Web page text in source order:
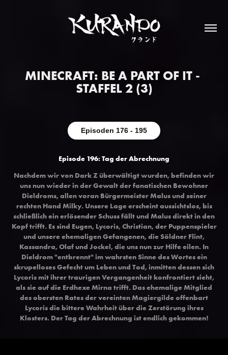
MINECRAFT: BE A PART OF IT -
STAFFEL 2 (3)
Episoden 176 - 195
Episode 196: Tag der Abrechnung
Nachdem wir von Dark Z überwältigt wurden, befinden wir
uns nun wieder in der Gewalt der fanatischen Bewohner
Dieldroms, allen voran Bürgermeister Malus und seiner
rechten Hand Milky. Unsere Lage erscheint aussichtslos, bis
schließlich ein erlösender Schuss fällt und Malus direkt in den
Kopf trifft. Es sind Eugen, Lycoris, Christian, der Puppenspieler
und unsere ehemaligen Gefangenen, die Söldner Flint,
Kassandra, Olaf und Jockel, die uns nun zur Hilfe eilen. In
Dieldrom "entbrennt" im wahrsten Sinne des Wortes ein
skrupelloses Gefecht um Leben und Tod, inmitten dessen sich
Lycoris mit ihrer traurigen Vergangenheit konfrontiert sieht,
als sie auf die Erdhexe Mirna trifft. Das ehemalige Mitglied
des obersten Rates der vereinten Magiergilde offenbart
Lycoris die bittere Wahrheit über die Zerstörung ihres
Klosters. Der Tag der Abrechnung ist endlich gekommen!